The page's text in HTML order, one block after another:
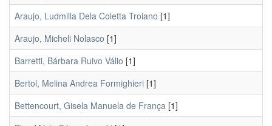
Araujo, Ludmilla Dela Coletta Troiano [1]
Araujo, Micheli Nolasco [1]
Barretti, Bárbara Ruivo Válio [1]
Bertol, Melina Andrea Formighieri [1]
Bettencourt, Gisela Manuela de França [1]